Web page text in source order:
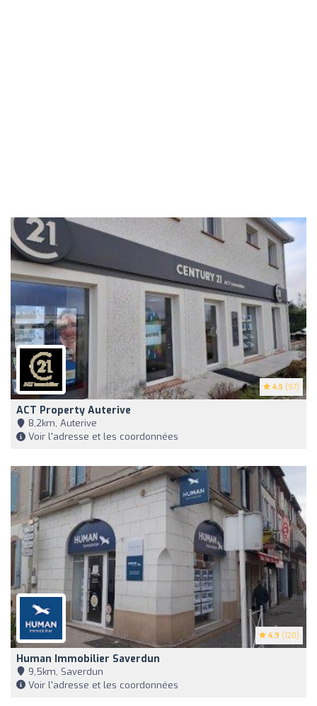
4.5 (97)
ACT Property Auterive
8,2km, Auterive
Voir l'adresse et les coordonnées
4.9 (120)
Human Immobilier Saverdun
9,5km, Saverdun
Voir l'adresse et les coordonnées